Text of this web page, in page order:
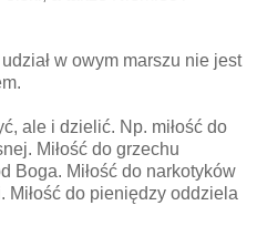
w owym marszu nie jest
ale i dzielić. Np. miłość do
Miłość do grzechu
Boga. Miłość do narkotyków
do pieniędzy oddziela